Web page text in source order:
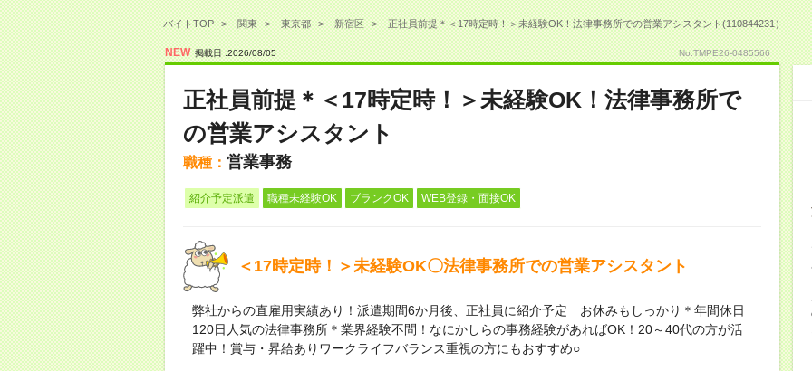
バイトTOP 関東 東京都 新宿区 正社員前提＊＜17時定時！＞未経験OK！法律事務所での営業アシスタント(110844231）
NEW 掲載日 :2026/08/05 No.TMPE26-0485566
正社員前提＊＜17時定時！＞未経験OK！法律事務所で
の営業アシスタント
職種： 営業事務
紹介予定派遣 職種未経験OK ブランクOK WEB登録・面接OK
＜17時定時！＞未経験OK〇法律事務所での営業アシスタント
弊社からの直雇用実績あり！派遣期間6か月後、正社員に紹介予定 お休みもしっかり＊年間休日
120日人気の法律事務所＊業界経験不問！なにかしらの事務経験があればOK！20～40代の方が活
躍中！賞与・昇給ありワークライフバランス重視の方にもおすすめ○